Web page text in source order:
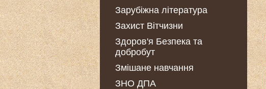
Зарубіжна література
Захист Вітчизни
Здоров'я Безпека та
добробут
Змішане навчання
ЗНО ДПА